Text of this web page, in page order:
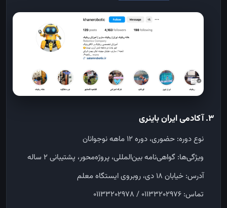
۳. آکادمی ایران باینری
نوع دوره: حضوری، دوره ۱۲ ماهه نوجوانان
ویژگی‌ها: گواهی‌نامه بین‌المللی، پروژه‌محور، پشتیبانی ۲ ساله
آدرس: خیابان ۱۸ دی، روبروی ایستگاه معلم
تماس: ۰۱۱۳۳۲۰۲۹۷۶ / ۰۱۱۳۳۲۰۲۹۷۸